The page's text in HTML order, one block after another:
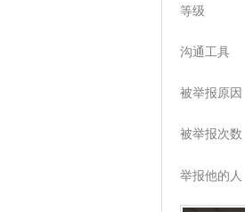
等级
沟通工具
被举报原因
被举报次数
举报他的人